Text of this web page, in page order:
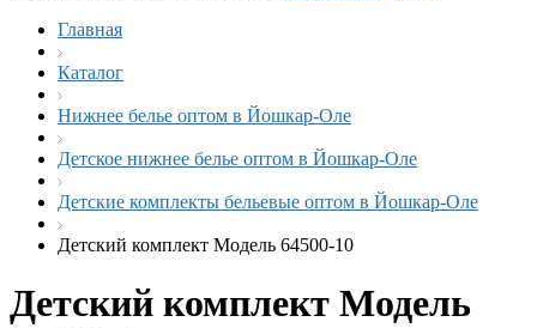
Главная
Каталог
Нижнее белье оптом в Йошкар-Оле
Детское нижнее белье оптом в Йошкар-Оле
Детские комплекты бельевые оптом в Йошкар-Оле
Детский комплект Модель 64500-10
Детский комплект Модель